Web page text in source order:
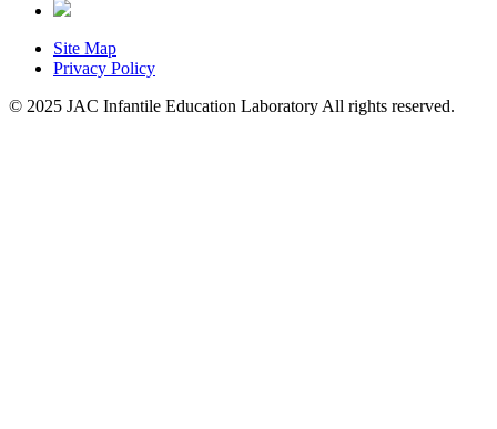
Site Map
Privacy Policy
© 2025 JAC Infantile Education Laboratory All rights reserved.